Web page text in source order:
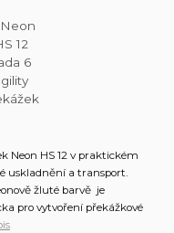
Neon HS 12 v praktickém
uskladnění a transport.
žluté barvě je
pro vytvoření překážkové